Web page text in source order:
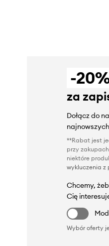
-
za
Dołącz do
**Rabat jest
przy
niektóre
wykluczenia z
Chcemy,
Cię
Wybór oferty